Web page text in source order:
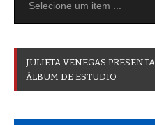
JULIETA VENEGAS PRESENTA
ÁLBUM DE ESTUDIO